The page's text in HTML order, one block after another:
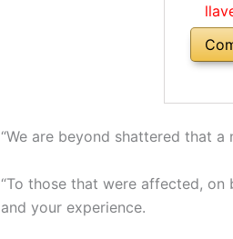
“We are beyond shattered that
“To those that were affected,
and your experience.